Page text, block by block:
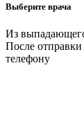
Выберите врача
Из
После
телефону